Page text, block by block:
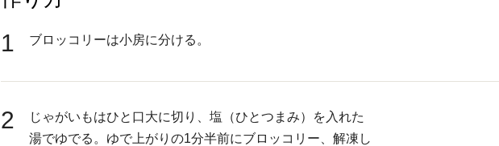
1 ブロッコリーは小房に分ける。
2
じゃがいもはひと口大に切り、塩（ひとつまみ）を入れた
湯でゆでる。ゆで上がりの1分半前にブロッコリー、解凍し